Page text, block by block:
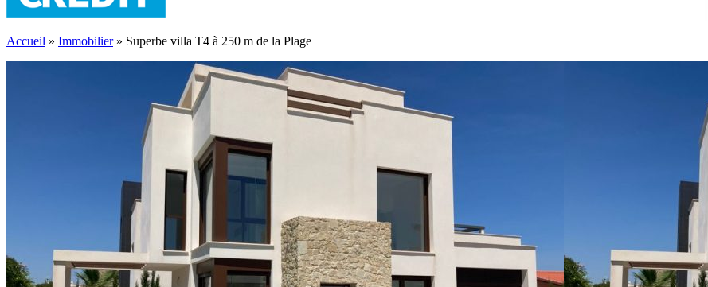
Accueil » Immobilier» Superbe villa T4 à 250 m de la Plage